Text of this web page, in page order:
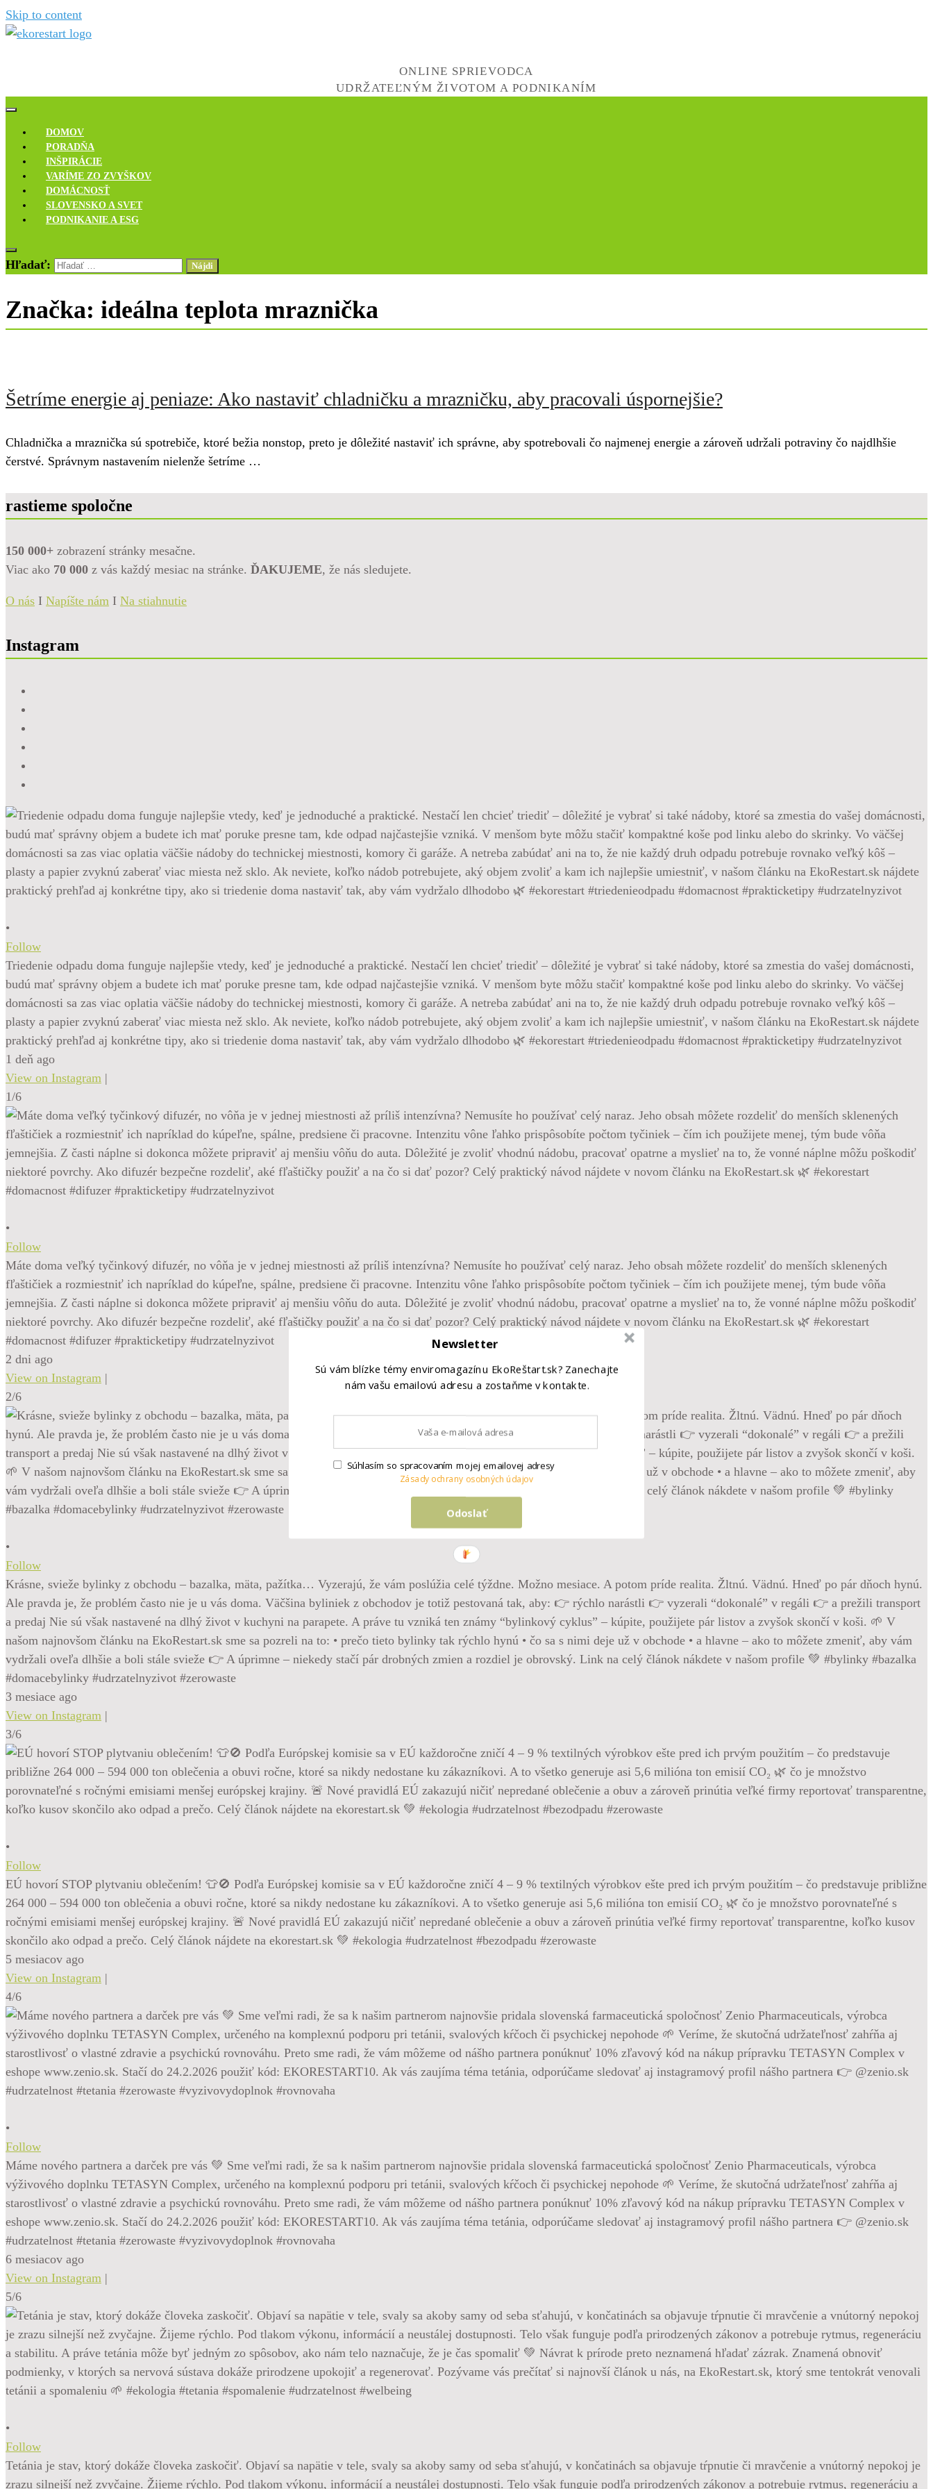
Skip to content
ONLINE SPRIEVODCA
UDRŽATEĽNÝM ŽIVOTOM A PODNIKANÍM
DOMOV
PORADŇA
INŠPIRÁCIE
VARÍME ZO ZVYŠKOV
DOMÁCNOSŤ
SLOVENSKO A SVET
PODNIKANIE A ESG
Hľadať:
Značka: ideálna teplota mraznička
Šetríme energie aj peniaze: Ako nastaviť chladničku a mrazničku, aby pracovali úspornejšie?
Chladnička a mraznička sú spotrebiče, ktoré bežia nonstop, preto je dôležité nastaviť ich správne, aby spotrebovali čo najmenej energie a zároveň udržali potraviny čo najdlhšie
čerstvé. Správnym nastavením nielenže šetríme …
rastieme spoločne
150 000+ zobrazení stránky mesačne.
Viac ako 70 000 z vás každý mesiac na stránke. ĎAKUJEME, že nás sledujete.
O nás I Napíšte nám I Na stiahnutie
Instagram
•
Follow
Triedenie odpadu doma funguje najlepšie vtedy, keď je jednoduché a praktické. Nestačí len chcieť triediť – dôležité je vybrať si také nádoby, ktoré sa zmestia do vašej domácnosti,
budú mať správny objem a budete ich mať poruke presne tam, kde odpad najčastejšie vzniká. V menšom byte môžu stačiť kompaktné koše pod linku alebo do skrinky. Vo väčšej
domácnosti sa zas viac oplatia väčšie nádoby do technickej miestnosti, komory či garáže. A netreba zabúdať ani na to, že nie každý druh odpadu potrebuje rovnako veľký kôš –
plasty a papier zvyknú zaberať viac miesta než sklo. Ak neviete, koľko nádob potrebujete, aký objem zvoliť a kam ich najlepšie umiestniť, v našom článku na EkoRestart.sk nájdete
praktický prehľad aj konkrétne tipy, ako si triedenie doma nastaviť tak, aby vám vydržalo dlhodobo 🌿 #ekorestart #triedenieodpadu #domacnost #prakticketipy #udrzatelnyzivot
1 deň ago
View on Instagram |
1/6
•
Follow
Máte doma veľký tyčinkový difuzér, no vôňa je v jednej miestnosti až príliš intenzívna? Nemusíte ho používať celý naraz. Jeho obsah môžete rozdeliť do menších sklenených
fľaštičiek a rozmiestniť ich napríklad do kúpeľne, spálne, predsiene či pracovne. Intenzitu vône ľahko prispôsobíte počtom tyčiniek – čím ich použijete menej, tým bude vôňa
jemnejšia. Z časti náplne si dokonca môžete pripraviť aj menšiu vôňu do auta. Dôležité je zvoliť vhodnú nádobu, pracovať opatrne a myslieť na to, že vonné náplne môžu poškodiť
niektoré povrchy. Ako difuzér bezpečne rozdeliť, aké fľaštičky použiť a na čo si dať pozor? Celý praktický návod nájdete v novom článku na EkoRestart.sk 🌿 #ekorestart
#domacnost #difuzer #prakticketipy #udrzatelnyzivot
2 dni ago
View on Instagram |
2/6
•
Follow
Krásne, svieže bylinky z obchodu – bazalka, mäta, pažítka… Vyzerajú, že vám poslúžia celé týždne. Možno mesiace. A potom príde realita. Žltnú. Vädnú. Hneď po pár dňoch hynú.
Ale pravda je, že problém často nie je u vás doma. Väčšina byliniek z obchodov je totiž pestovaná tak, aby: 👉 rýchlo narástli 👉 vyzerali “dokonalé” v regáli 👉 a prežili transport
a predaj Nie sú však nastavené na dlhý život v kuchyni na parapete. A práve tu vzniká ten známy “bylinkový cyklus” – kúpite, použijete pár listov a zvyšok skončí v koši. 🌱 V
našom najnovšom článku na EkoRestart.sk sme sa pozreli na to: • prečo tieto bylinky tak rýchlo hynú • čo sa s nimi deje už v obchode • a hlavne – ako to môžete zmeniť, aby vám
vydržali oveľa dlhšie a boli stále svieže 👉 A úprimne – niekedy stačí pár drobných zmien a rozdiel je obrovský. Link na celý článok nákdete v našom profile 💚 #bylinky #bazalka
#domacebylinky #udrzatelnyzivot #zerowaste
3 mesiace ago
View on Instagram |
3/6
•
Follow
EÚ hovorí STOP plytvaniu oblečením! 👕🚫 Podľa Európskej komisie sa v EÚ každoročne zničí 4 – 9 % textilných výrobkov ešte pred ich prvým použitím – čo predstavuje približne
264 000 – 594 000 ton oblečenia a obuvi ročne, ktoré sa nikdy nedostane ku zákazníkovi. A to všetko generuje asi 5,6 milióna ton emisií CO₂ 🌿 čo je množstvo porovnateľné s
ročnými emisiami menšej európskej krajiny. 🚨 Nové pravidlá EÚ zakazujú ničiť nepredané oblečenie a obuv a zároveň prinútia veľké firmy reportovať transparentne, koľko kusov
skončilo ako odpad a prečo. Celý článok nájdete na ekorestart.sk 💚 #ekologia #udrzatelnost #bezodpadu #zerowaste
5 mesiacov ago
View on Instagram |
4/6
•
Follow
Máme nového partnera a darček pre vás 💚 Sme veľmi radi, že sa k našim partnerom najnovšie pridala slovenská farmaceutická spoločnosť Zenio Pharmaceuticals, výrobca
výživového doplnku TETASYN Complex, určeného na komplexnú podporu pri tetánii, svalových kŕčoch či psychickej nepohode 🌱 Veríme, že skutočná udržateľnosť zahŕňa aj
starostlivosť o vlastné zdravie a psychickú rovnováhu. Preto sme radi, že vám môžeme od nášho partnera ponúknuť 10% zľavový kód na nákup prípravku TETASYN Complex v
eshope www.zenio.sk. Stačí do 24.2.2026 použiť kód: EKORESTART10. Ak vás zaujíma téma tetánia, odporúčame sledovať aj instagramový profil nášho partnera 👉 @zenio.sk
#udrzatelnost #tetania #zerowaste #vyzivovydoplnok #rovnovaha
6 mesiacov ago
View on Instagram |
5/6
•
Follow
Tetánia je stav, ktorý dokáže človeka zaskočiť. Objaví sa napätie v tele, svaly sa akoby samy od seba sťahujú, v končatinách sa objavuje tŕpnutie či mravčenie a vnútorný nepokoj je
zrazu silnejší než zvyčajne. Žijeme rýchlo. Pod tlakom výkonu, informácií a neustálej dostupnosti. Telo však funguje podľa prirodzených zákonov a potrebuje rytmus, regeneráciu a
Newsletter
Sú vám blízke témy enviromagazínu EkoReštart.sk? Zanechajte
nám vašu emailovú adresu a zostaňme v kontakte.
Odoslať
Súhlasím so spracovaním mojej emailovej adresy
Zásady ochrany osobných údajov